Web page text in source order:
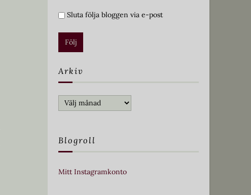
Sluta följa bloggen via e-post
Arkiv
Arkiv
Blogroll
Mitt Instagramkonto